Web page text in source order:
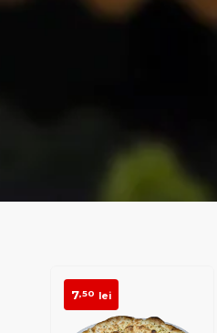
7 ,50 lei